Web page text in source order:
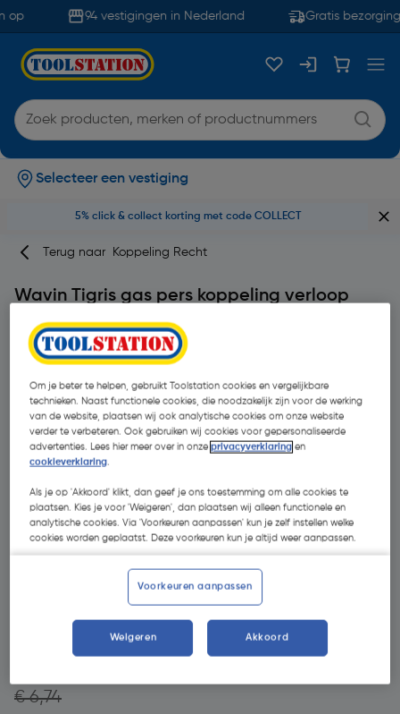
op 94 vestigingen in Nederland Gratis bezorging
Selecteer een vestiging
5% click & collect korting met code COLLECT
Terug naar Koppeling Recht
Wavin Tigris gas pers koppeling verloop
16x20mm
MerkWavin Productcode: 75773
€ 6,74
Om je beter te helpen, gebruikt Toolstation cookies en vergelijkbare
technieken. Naast functionele cookies, die noodzakelijk zijn voor de werking
van de website, plaatsen wij ook analytische cookies om onze website
verder te verbeteren. Ook gebruiken wij cookies voor gepersonaliseerde
advertenties. Lees hier meer over in onzeprivacyverklaring en
cookieverklaring.
Als je op 'Akkoord' klikt, dan geef je ons toestemming om alle cookies te
plaatsen. Kies je voor 'Weigeren', dan plaatsen wij alleen functionele en
analytische cookies. Via 'Voorkeuren aanpassen' kun je zelf instellen welke
cookies worden geplaatst. Deze voorkeuren kun je altijd weer aanpassen.
Voorkeuren aanpassen
Weigeren Akkoord